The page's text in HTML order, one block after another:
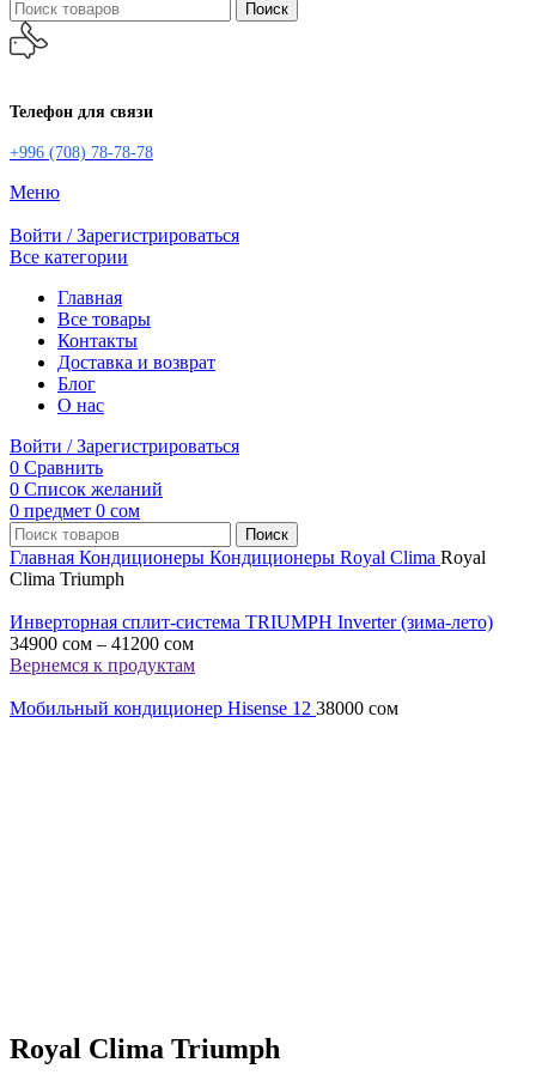
Поиск
Телефон для связи
+996 (708) 78-78-78
Меню
Войти / Зарегистрироваться
Все категории
Главная
Все товары
Контакты
Доставка и возврат
Блог
О нас
Войти / Зарегистрироваться
0 Сравнить
0 Список желаний
0 предмет 0 сом
Поиск
Главная Кондиционеры Кондиционеры Royal Clima Royal
Clima Triumph
Инверторная сплит-система TRIUMPH Inverter (зима-лето)
34900 сом – 41200 сом
Вернемся к продуктам
Мобильный кондиционер Hisense 12 38000 сом
Royal Clima Triumph